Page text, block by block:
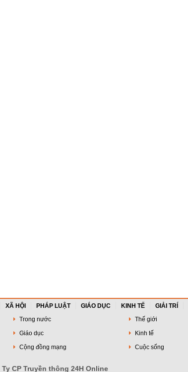
XÃ HỘI PHÁP LUẬT GIÁO DỤC KINH TẾ GIẢI TRÍ
Trong nước Thế giới
Giáo dục Kinh tế
Cộng đồng mạng Cuộc sống
Ty CP Truyền thông 24H Online